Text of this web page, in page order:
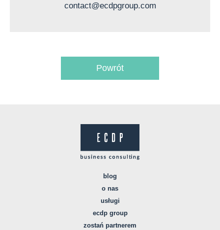
contact@ecdpgroup.com
Powrót
blog
o nas
usługi
ecdp group
zostań partnerem